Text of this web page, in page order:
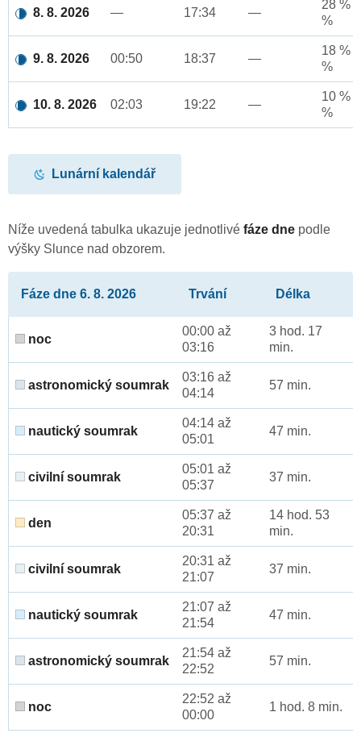
8. 8. 2026 — 17:34 —
28 %
%
9. 8. 2026 00:50 18:37 —
18 %
%
10. 8. 2026 02:03 19:22 —
10 %
%
Lunární kalendář
Níže uvedená tabulka ukazuje jednotlivé fáze dne podle
výšky Slunce nad obzorem.
Fáze dne 6. 8. 2026 Trvání Délka
noc
00:00 až
03:16
3 hod. 17
min.
astronomický soumrak
03:16 až
04:14
57 min.
nautický soumrak
04:14 až
05:01
47 min.
civilní soumrak
05:01 až
05:37
37 min.
den
05:37 až
20:31
14 hod. 53
min.
civilní soumrak
20:31 až
21:07
37 min.
nautický soumrak
21:07 až
21:54
47 min.
astronomický soumrak
21:54 až
22:52
57 min.
noc
22:52 až
00:00
1 hod. 8 min.